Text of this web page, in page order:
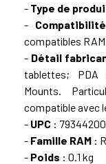
- Type de
- Compatibilité
compatibles
- Détail
tablettes; PDA
Mounts.
compatible avec
- UPC :
- Famille RAM :
- Poids : 0.1 kg